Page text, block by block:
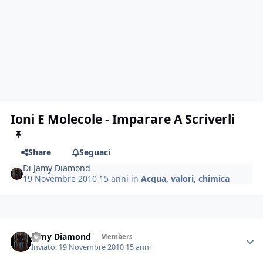
Ioni E Molecole - Imparare A Scriverli
Share
Seguaci
Di Jamy Diamond
19 Novembre 2010 15 anni inAcqua, valori, chimica
Jamy Diamond Members
Inviato: 19 Novembre 2010 15 anni